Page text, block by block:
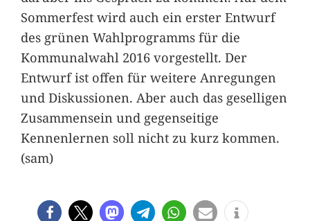
Sommerfest wird auch ein erster Entwurf
des grünen Wahlprogramms für die
Kommunalwahl 2016 vorgestellt. Der
Entwurf ist offen für weitere Anregungen
und Diskussionen. Aber auch das geselligen
Zusammensein und gegenseitige
Kennenlernen soll nicht zu kurz kommen.
(sam)